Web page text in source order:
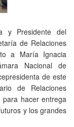
y Presidente del
de Relaciones
a María Ignacia
Nacional de
de este
de Relaciones
para hacer entrega
y los grandes